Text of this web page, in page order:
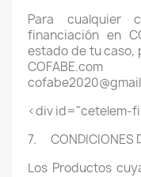
Para cualquier
financiación en
estado de tu caso,
<div id="cetelem-
7. CONDICIONES
Los Productos